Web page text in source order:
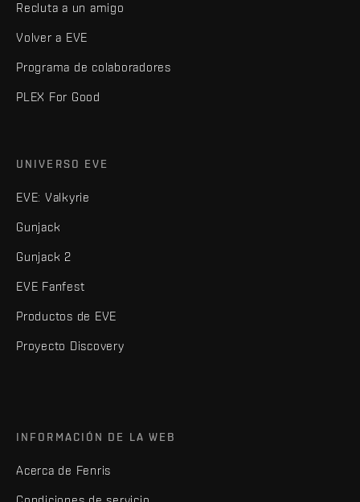
Recluta a un amigo
Volver a EVE
Programa de colaboradores
PLEX For Good
UNIVERSO EVE
EVE: Valkyrie
Gunjack
Gunjack 2
EVE Fanfest
Productos de EVE
Proyecto Discovery
INFORMACIÓN DE LA WEB
Acerca de Fenris